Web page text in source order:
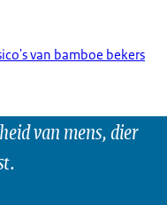
van bamboe bekers
van mens, dier